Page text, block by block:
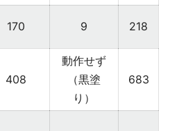
170 9 218
408
動作せず
（黒塗
り）
683